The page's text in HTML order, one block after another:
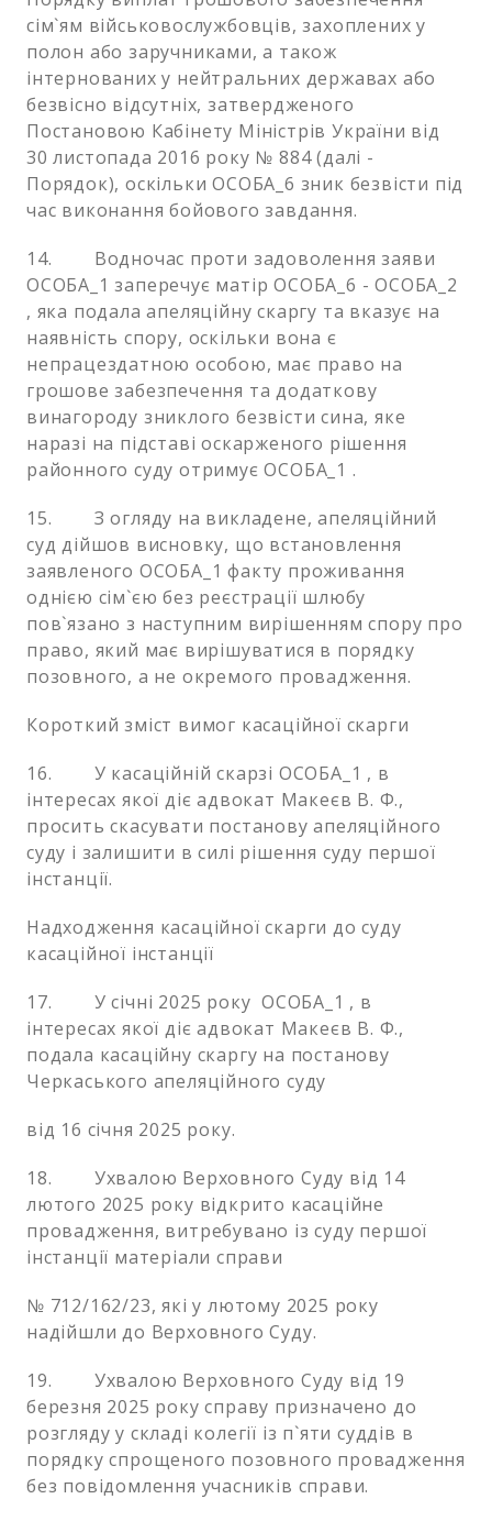
сім`ям військовослужбовців, захоплених у
полон або заручниками, а також
інтернованих у нейтральних державах або
безвісно відсутніх, затвердженого
Постановою Кабінету Міністрів України від
30 листопада 2016 року № 884 (далі -
Порядок), оскільки ОСОБА_6 зник безвісти під
час виконання бойового завдання.
14. Водночас проти задоволення заяви
ОСОБА_1 заперечує матір ОСОБА_6 - ОСОБА_2
, яка подала апеляційну скаргу та вказує на
наявність спору, оскільки вона є
непрацездатною особою, має право на
грошове забезпечення та додаткову
винагороду зниклого безвісти сина, яке
наразі на підставі оскарженого рішення
районного суду отримує ОСОБА_1 .
15. З огляду на викладене, апеляційний
суд дійшов висновку, що встановлення
заявленого ОСОБА_1 факту проживання
однією сім`єю без реєстрації шлюбу
пов`язано з наступним вирішенням спору про
право, який має вирішуватися в порядку
позовного, а не окремого провадження.
Короткий зміст вимог касаційної скарги
16. У касаційній скарзі ОСОБА_1 , в
інтересах якої діє адвокат Макеєв В. Ф.,
просить скасувати постанову апеляційного
суду і залишити в силі рішення суду першої
інстанції.
Надходження касаційної скарги до суду
касаційної інстанції
17. У січні 2025 року ОСОБА_1 , в
інтересах якої діє адвокат Макеєв В. Ф.,
подала касаційну скаргу на постанову
Черкаського апеляційного суду
від 16 січня 2025 року.
18. Ухвалою Верховного Суду від 14
лютого 2025 року відкрито касаційне
провадження, витребувано із суду першої
інстанції матеріали справи
№ 712/162/23, які у лютому 2025 року
надійшли до Верховного Суду.
19. Ухвалою Верховного Суду від 19
березня 2025 року справу призначено до
розгляду у складі колегії із п`яти суддів в
порядку спрощеного позовного провадження
без повідомлення учасників справи.